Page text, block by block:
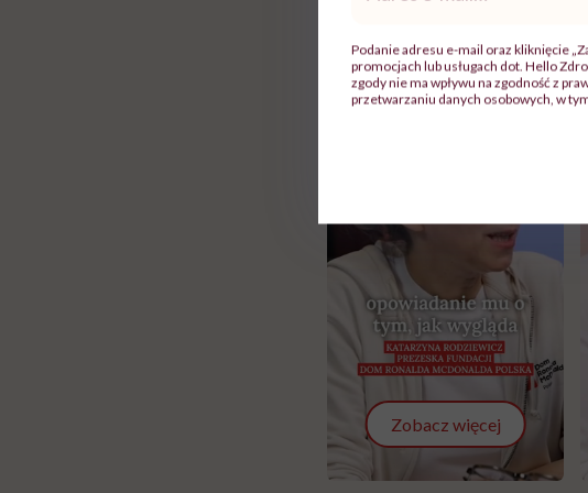
Zobacz więcej
mail*
Podanie adresu e-mail oraz kliknięcie
promocjach lub usługach dot. Hello
zgody nie ma wpływu na zgodność z
przetwarzaniu danych osobowych, w